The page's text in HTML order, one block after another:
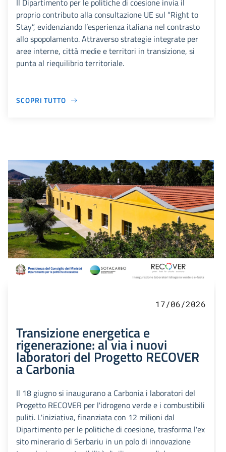
Il Dipartimento per le politiche di coesione invia il
proprio contributo alla consultazione UE sul “Right to
Stay”, evidenziando l’esperienza italiana nel contrasto
allo spopolamento. Attraverso strategie integrate per
aree interne, città medie e territori in transizione, si
punta al riequilibrio territoriale.
SCOPRI TUTTO
17/06/2026
Transizione energetica e
rigenerazione: al via i nuovi
laboratori del Progetto RECOVER
a Carbonia
Il 18 giugno si inaugurano a Carbonia i laboratori del
Progetto RECOVER per l'idrogeno verde e i combustibili
puliti. L'iniziativa, finanziata con 12 milioni dal
Dipartimento per le politiche di coesione, trasforma l'ex
sito minerario di Serbariu in un polo di innovazione